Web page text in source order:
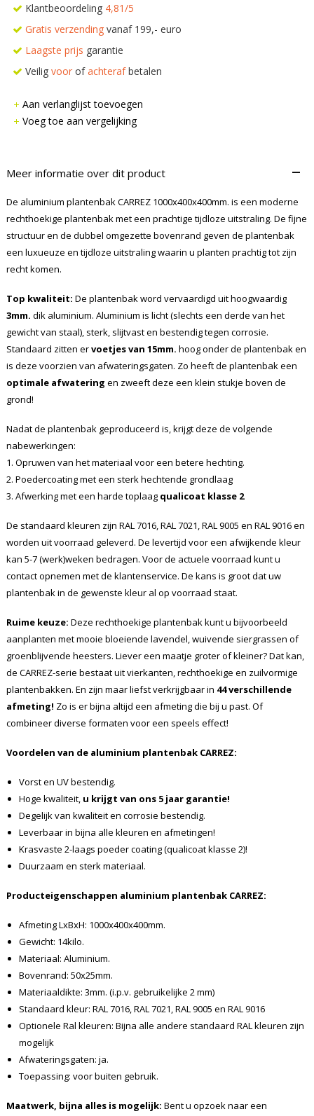
Klantbeoordeling 4,81/5
Gratis verzendingvanaf 199,- euro
Laagste prijs garantie
Veilig voorofachterafbetalen
Aan verlanglijst toevoegen
Voeg toe aan vergelijking
Meer informatie over dit product –
De aluminium plantenbak CARREZ 1000x400x400mm. is een moderne
rechthoekige plantenbak met een prachtige tijdloze uitstraling. De fijne
structuur en de dubbel omgezette bovenrand geven de plantenbak
een luxueuze en tijdloze uitstraling waarin u planten prachtig tot zijn
recht komen.
Top kwaliteit: De plantenbak word vervaardigd uit hoogwaardig
3mm. dik aluminium. Aluminium is licht (slechts een derde van het
gewicht van staal), sterk, slijtvast en bestendig tegen corrosie.
Standaard zitten ervoetjes van 15mm. hoog onder de plantenbak en
is deze voorzien van afwateringsgaten. Zo heeft de plantenbak een
optimale afwatering en zweeft deze een klein stukje boven de
grond!
Nadat de plantenbak geproduceerd is, krijgt deze de volgende
nabewerkingen:
1. Opruwen van het materiaal voor een betere hechting.
2. Poedercoating met een sterk hechtende grondlaag
3. Afwerking met een harde toplaag qualicoat klasse 2
De standaard kleuren zijn RAL 7016, RAL 7021, RAL 9005 en RAL 9016 en
worden uit voorraad geleverd. De levertijd voor een afwijkende kleur
kan 5-7 (werk)weken bedragen. Voor de actuele voorraad kunt u
contact opnemen met de klantenservice. De kans is groot dat uw
plantenbak in de gewenste kleur al op voorraad staat.
Ruime keuze: Deze rechthoekige plantenbak kunt u bijvoorbeeld
aanplanten met mooie bloeiende lavendel, wuivende siergrassen of
groenblijvende heesters. Liever een maatje groter of kleiner? Dat kan,
de CARREZ-serie bestaat uit vierkanten, rechthoekige en zuilvormige
plantenbakken. En zijn maar liefst verkrijgbaar in 44 verschillende
afmeting! Zo is er bijna altijd een afmeting die bij u past. Of
combineer diverse formaten voor een speels effect!
Voordelen van de aluminium plantenbak CARREZ:
Vorst en UV bestendig.
Hoge kwaliteit, u krijgt van ons 5 jaar garantie!
Degelijk van kwaliteit en corrosie bestendig.
Leverbaar in bijna alle kleuren en afmetingen!
Krasvaste 2-laags poeder coating (qualicoat klasse 2)!
Duurzaam en sterk materiaal.
Producteigenschappen aluminium plantenbak CARREZ:
Afmeting LxBxH: 1000x400x400mm.
Gewicht: 14kilo.
Materiaal: Aluminium.
Bovenrand: 50x25mm.
Materiaaldikte: 3mm. (i.p.v. gebruikelijke 2 mm)
Standaard kleur: RAL 7016, RAL 7021, RAL 9005 en RAL 9016
Optionele Ral kleuren: Bijna alle andere standaard RAL kleuren zijn
mogelijk
Afwateringsgaten: ja.
Toepassing: voor buiten gebruik.
Maatwerk, bijna alles is mogelijk: Bent u opzoek naar een